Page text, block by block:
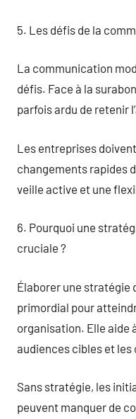
5. Les défis de la
La communication
défis. Face à la
parfois ardu de retenir
Les entreprises
changements rapides
veille active et une
6. Pourquoi une
cruciale ?
Élaborer une
primordial pour
organisation. Elle aide
audiences cibles et
Sans stratégie, les
peuvent manquer de